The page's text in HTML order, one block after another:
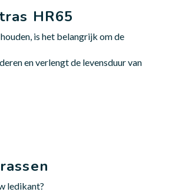
HR65
is het belangrijk om de
en verlengt de levensduur van
ledikant?